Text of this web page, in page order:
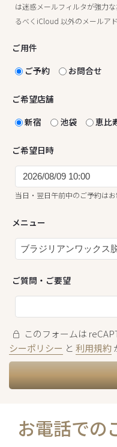
は迷惑メールフィルタが強力
るべくiCloud 以外のメールア
ご用件
ご予約
お問合せ
ご希望店舗
新宿
池袋 恵比
ご希望日時
当日・翌日午前中のご予約はお
メニュー
ご質問・ご要望
このフォームは
シーポリシー と 利用規約
お電話での